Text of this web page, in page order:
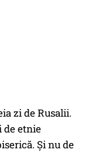
zi de Rusalii.
de etnie
Și nu de